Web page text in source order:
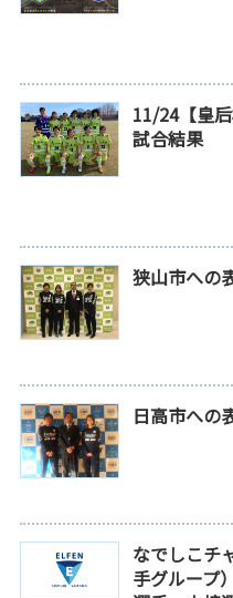
11/24【皇
試合結果
狭山市への
日高市への
なでしこチ
手グループ